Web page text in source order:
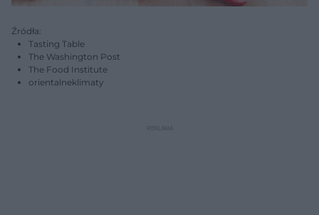
Źródła:
Tasting Table
The Washington Post
The Food Institute
orientalneklimaty